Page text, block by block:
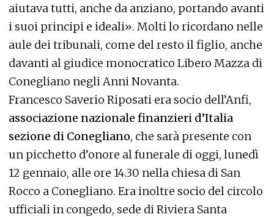
aiutava tutti, anche da anziano, portando avanti
i suoi principi e ideali». Molti lo ricordano nelle
aule dei tribunali, come del resto il figlio, anche
davanti al giudice monocratico Libero Mazza di
Conegliano negli Anni Novanta.
Francesco Saverio Riposati era socio dell’Anfi,
associazione nazionale finanzieri d’Italia
sezione di Conegliano, che sarà presente con
un picchetto d’onore al funerale di oggi, lunedì
12 gennaio, alle ore 14.30 nella chiesa di San
Rocco a Conegliano. Era inoltre socio del circolo
ufficiali in congedo, sede di Riviera Santa